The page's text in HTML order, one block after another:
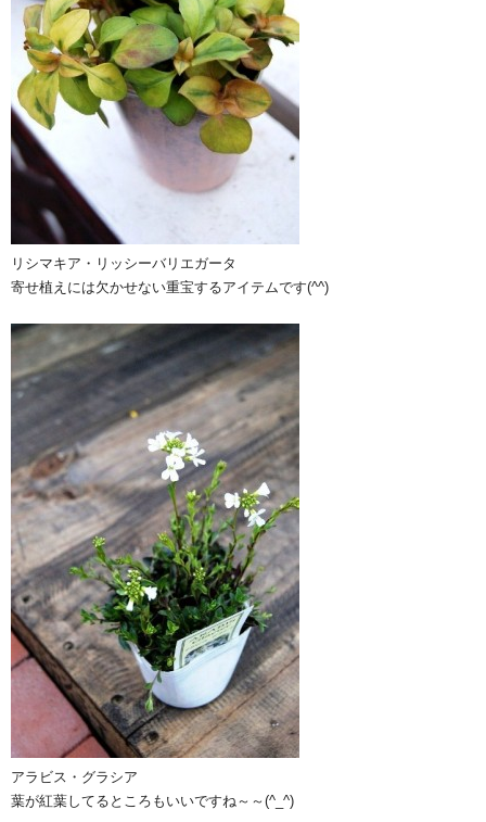
リシマキア・リッシーバリエガータ
寄せ植えには欠かせない重宝するアイテムです(^^)
アラビス・グラシア
葉が紅葉してるところもいいですね～～(^_^)